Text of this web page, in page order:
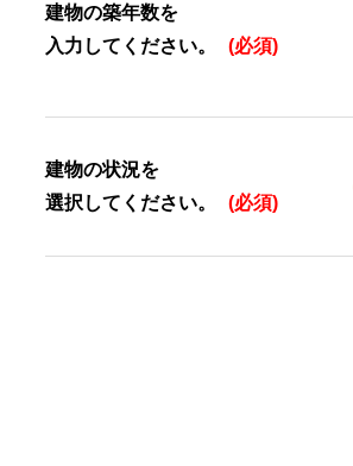
建物の築年数を
入力してください。
(必須)
建物の状況を
選択してください。
(必須)